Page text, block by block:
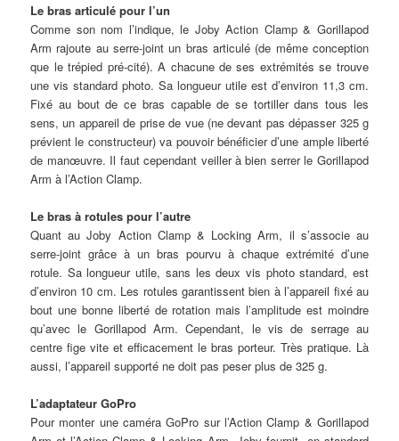
Le bras articulé pour l’un
Comme son nom l’indique, le Joby Action Clamp & Gorillapod
Arm rajoute au serre-joint un bras articulé (de même conception
que le trépied pré-cité). A chacune de ses extrémités se trouve
une vis standard photo. Sa longueur utile est d’environ 11,3 cm.
Fixé au bout de ce bras capable de se tortiller dans tous les
sens, un appareil de prise de vue (ne devant pas dépasser 325 g
prévient le constructeur) va pouvoir bénéficier d’une ample liberté
de manœuvre. Il faut cependant veiller à bien serrer le Gorillapod
Arm à l’Action Clamp.
Le bras à rotules pour l’autre
Quant au Joby Action Clamp & Locking Arm, il s’associe au
serre-joint grâce à un bras pourvu à chaque extrémité d’une
rotule. Sa longueur utile, sans les deux vis photo standard, est
d’environ 10 cm. Les rotules garantissent bien à l’appareil fixé au
bout une bonne liberté de rotation mais l’amplitude est moindre
qu’avec le Gorillapod Arm. Cependant, le vis de serrage au
centre fige vite et efficacement le bras porteur. Très pratique. Là
aussi, l’appareil supporté ne doit pas peser plus de 325 g.
L’adaptateur GoPro
Pour monter une caméra GoPro sur l’Action Clamp & Gorillapod